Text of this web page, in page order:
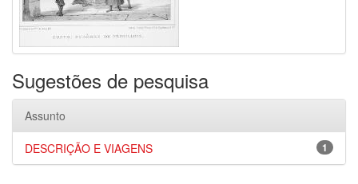
Sugestões de pesquisa
Assunto
1
DESCRIÇÃO E VIAGENS